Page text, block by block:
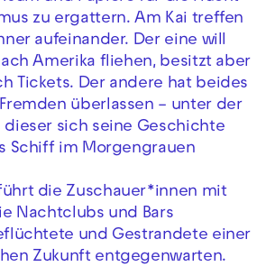
zu ergattern. Am Kai treffen
aufeinander. Der eine will
Amerika fliehen, besitzt aber
Tickets. Der andere hat beides
überlassen – unter der
dieser sich seine Geschichte
Schiff im Morgengrauen
die Zuschauer*innen mit
Nachtclubs und Bars
und Gestrandete einer
Zukunft entgegenwarten.